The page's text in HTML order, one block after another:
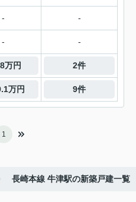
- -
- -
万円 2件
万円 9件
1
長崎本線 牛津駅の新築戸建一覧